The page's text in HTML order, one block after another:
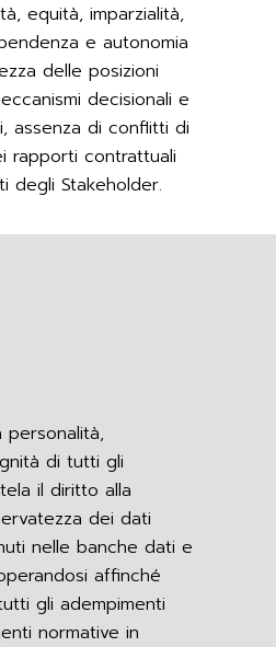
equità, imparzialità,
e autonomia
delle posizioni
decisionali e
assenza di conflitti di
rapporti contrattuali
degli Stakeholder.
personalità,
di tutti gli
il diritto alla
dei dati
nelle banche dati e
affinché
gli adempimenti
normative in